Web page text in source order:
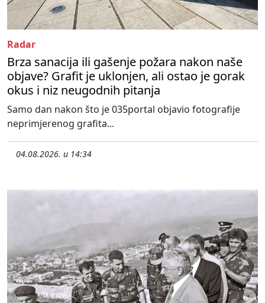
Radar
Brza sanacija ili gašenje požara nakon naše
objave? Grafit je uklonjen, ali ostao je gorak
okus i niz neugodnih pitanja
Samo dan nakon što je 035portal objavio fotografije
neprimjerenog grafita...
04.08.2026. u 14:34